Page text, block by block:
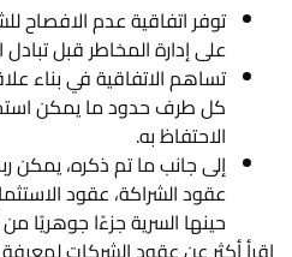
توفر اتفاقية عدم الافصاح
على إدارة المخاطر قبل
تساهم الاتفاقية في بناء
كل طرف حدود ما يمكن
الاحتفاظ به.
إلى جانب ما تم ذكره، يمكن
عقود الشراكة، عقود
حينها السرية جزءًا جوهريًا